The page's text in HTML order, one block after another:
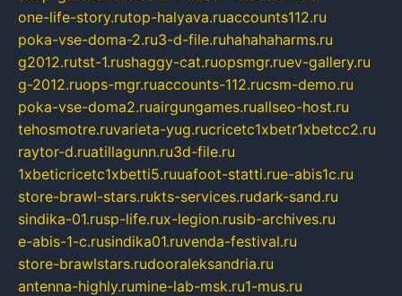
one-life-story.rutop-halyava.ruaccounts112.ru
poka-vse-doma-2.ru3-d-file.ruhahahaharms.ru
g2012.rutst-1.rushaggy-cat.ruopsmgr.ruev-gallery.ru
g-2012.ruops-mgr.ruaccounts-112.rucsm-demo.ru
poka-vse-doma2.ruairgungames.ruallseo-host.ru
tehosmotre.ruvarieta-yug.rucricetc1xbetr1xbetcc2.ru
raytor-d.ruatillagunn.ru3d-file.ru
1xbeticricetc1xbetti5.ruuafoot-statti.rue-abis1c.ru
store-brawl-stars.rukts-services.rudark-sand.ru
sindika-01.rusp-life.rux-legion.rusib-archives.ru
e-abis-1-c.rusindika01.ruvenda-festival.ru
store-brawlstars.rudooraleksandria.ru
antenna-highly.rumine-lab-msk.ru1-mus.ru